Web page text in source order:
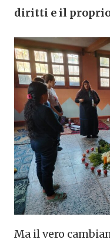
diritti e il proprio
Ma il vero